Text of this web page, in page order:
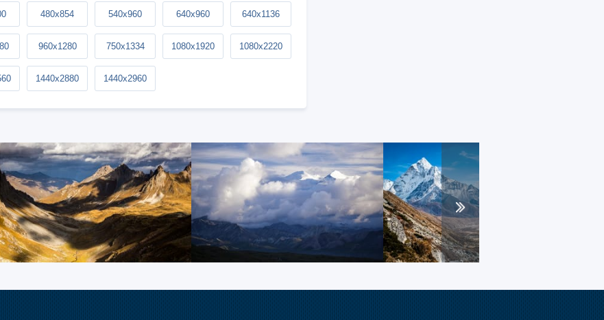
480x854 540x960 640x960 640x1136
960x1280 750x1334 1080x1920 1080x2220
1440x2880 1440x2960